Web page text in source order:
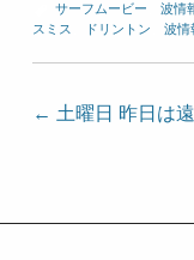
サーフムービー 波情
スミス
ドリントン 波
投
ビ
← 土曜日 昨日は